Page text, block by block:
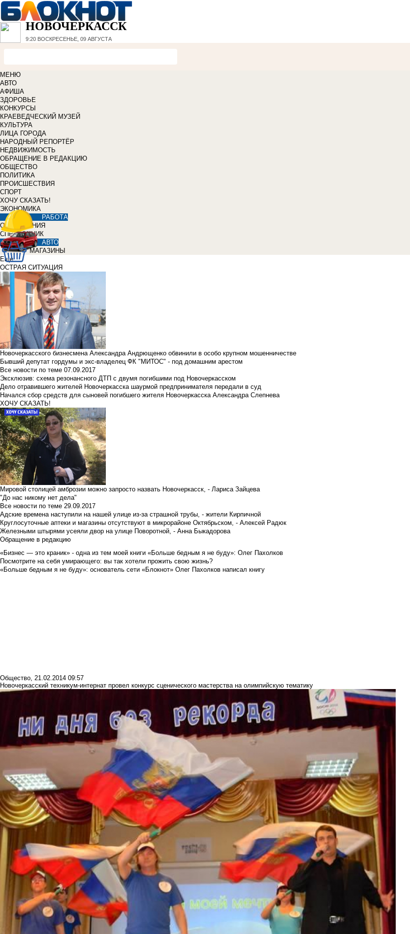
НОВОЧЕРКАССК
9:20 ВОСКРЕСЕНЬЕ, 09 АВГУСТА
МЕНЮ
АВТО
АФИША
ЗДОРОВЬЕ
КОНКУРСЫ
КРАЕВЕДЧЕСКИЙ МУЗЕЙ
КУЛЬТУРА
ЛИЦА ГОРОДА
НАРОДНЫЙ РЕПОРТЁР
НЕДВИЖИМОСТЬ
ОБРАЩЕНИЕ В РЕДАКЦИЮ
ОБЩЕСТВО
ПОЛИТИКА
ПРОИСШЕСТВИЯ
СПОРТ
ХОЧУ СКАЗАТЬ!
ЭКОНОМИКА
РАБОТА
ОБЪЯВЛЕНИЯ
СПРАВОЧНИК
АВТО
МАГАЗИНЫ
Еще
ОСТРАЯ СИТУАЦИЯ
Новочеркасского бизнесмена Александра Андрющенко обвинили в особо крупном мошенничестве
Бывший депутат гордумы и экс-владелец ФК "МИТОС" - под домашним арестом
Все новости по теме 07.09.2017
Эксклюзив: схема резонансного ДТП с двумя погибшими под Новочеркасском
Дело отравившего жителей Новочеркасска шаурмой предпринимателя передали в суд
Начался сбор средств для сыновей погибшего жителя Новочеркасска Александра Слепнева
ХОЧУ СКАЗАТЬ!
Мировой столицей амброзии можно запросто назвать Новочеркасск, - Лариса Зайцева
"До нас никому нет дела"
Все новости по теме 29.09.2017
Адские времена наступили на нашей улице из-за страшной трубы, - жители Кирпичной
Круглосуточные аптеки и магазины отсутствуют в микрорайоне Октябрьском, - Алексей Радюк
Железными штырями усеяли двор на улице Поворотной, - Анна Быкадорова
Обращение в редакцию
«Бизнес — это краник» - одна из тем моей книги «Больше бедным я не буду»: Олег Пахолков
Посмотрите на себя умирающего: вы так хотели прожить свою жизнь?
«Больше бедным я не буду»: основатель сети «Блокнот» Олег Пахолков написал книгу
Общество, 21.02.2014 09:57
Новочеркасский техникум-интернат провел конкурс сценического мастерства на олимпийскую тематику